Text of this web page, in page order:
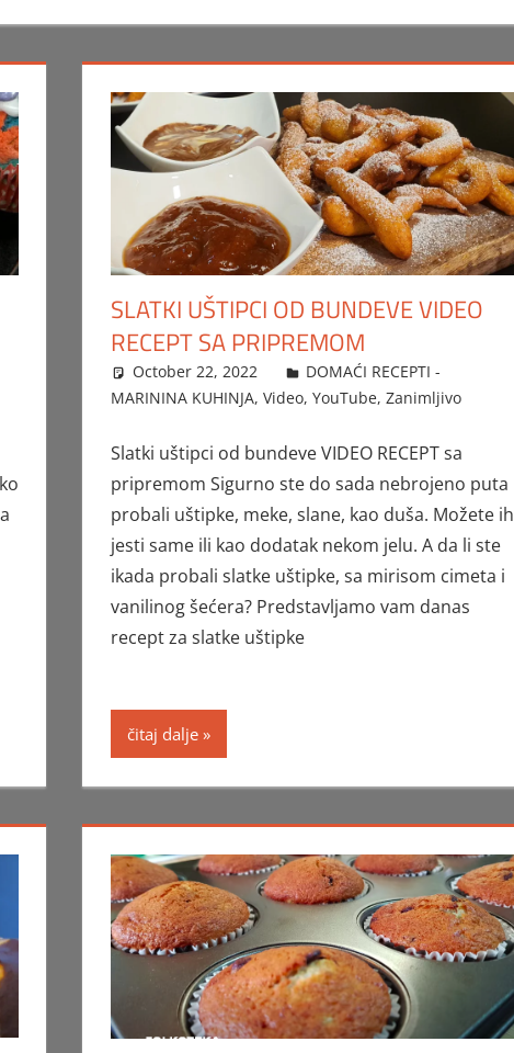
SLATKI UŠTIPCI OD BUNDEVE VIDEO
RECEPT SA PRIPREMOM
October 22, 2022 FTorgAdmin
DOMAĆI RECEPTI -
MARININA KUHINJA, Video, YouTube, Zanimljivo
Slatki uštipci od bundeve VIDEO RECEPT sa
pripremom Sigurno ste do sada nebrojeno puta
probali uštipke, meke, slane, kao duša. Možete ih
jesti same ili kao dodatak nekom jelu. A da li ste
ikada probali slatke uštipke, sa mirisom cimeta i
vanilinog šećera? Predstavljamo vam danas
recept za slatke uštipke
čitaj dalje